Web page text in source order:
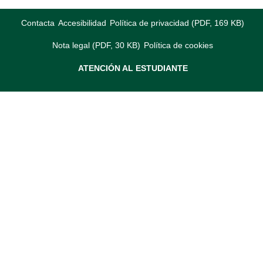
Contacta Accesibilidad Política de privacidad (PDF, 169 KB)
Nota legal (PDF, 30 KB) Política de cookies
ATENCIÓN AL ESTUDIANTE